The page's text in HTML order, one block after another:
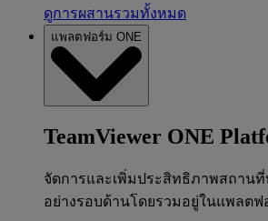
ดูการผสานรวมทั้งหมด
แพลตฟอร์ม ONE
TeamViewer ONE
จัดการและเพิ่มประสิทธิภาพสถาน
อย่างรอบด้านโดยรวมอยู่ในแพลตฟ